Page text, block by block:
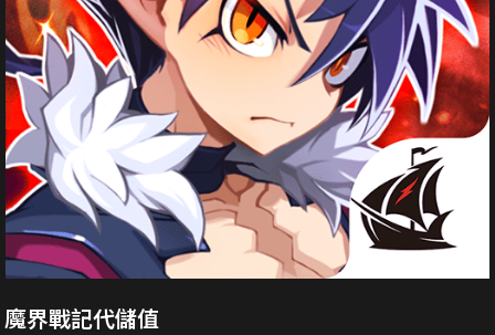
魔界戰記代儲值